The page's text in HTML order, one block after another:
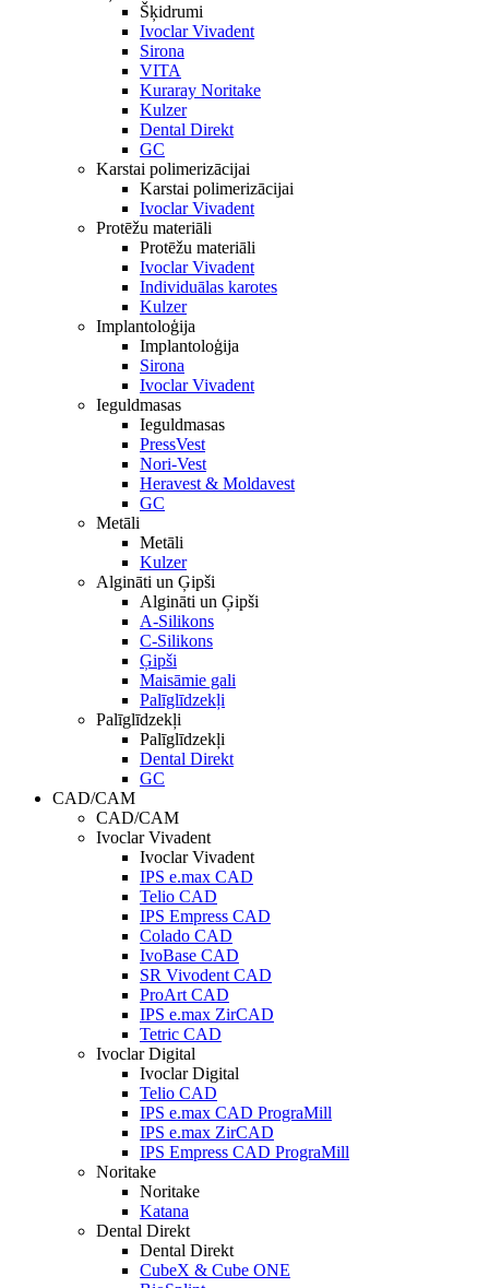
Šķidrumi
Ivoclar Vivadent
Sirona
VITA
Kuraray Noritake
Kulzer
Dental Direkt
GC
Karstai polimerizācijai
Karstai polimerizācijai
Ivoclar Vivadent
Protēžu materiāli
Protēžu materiāli
Ivoclar Vivadent
Individuālas karotes
Kulzer
Implantoloģija
Implantoloģija
Sirona
Ivoclar Vivadent
Ieguldmasas
Ieguldmasas
PressVest
Nori-Vest
Heravest & Moldavest
GC
Metāli
Metāli
Kulzer
Algināti un Ģipši
Algināti un Ģipši
A-Silikons
C-Silikons
Ģipši
Maisāmie gali
Palīglīdzekļi
Palīglīdzekļi
Palīglīdzekļi
Dental Direkt
GC
CAD/CAM
CAD/CAM
Ivoclar Vivadent
Ivoclar Vivadent
IPS e.max CAD
Telio CAD
IPS Empress CAD
Colado CAD
IvoBase CAD
SR Vivodent CAD
ProArt CAD
IPS e.max ZirCAD
Tetric CAD
Ivoclar Digital
Ivoclar Digital
Telio CAD
IPS e.max CAD PrograMill
IPS e.max ZirCAD
IPS Empress CAD PrograMill
Noritake
Noritake
Katana
Dental Direkt
Dental Direkt
CubeX & Cube ONE